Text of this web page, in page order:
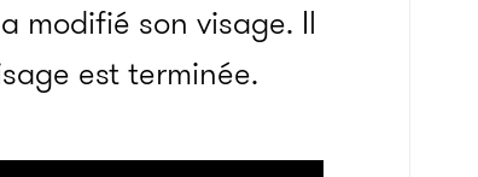
modifié son visage. Il
est terminée.